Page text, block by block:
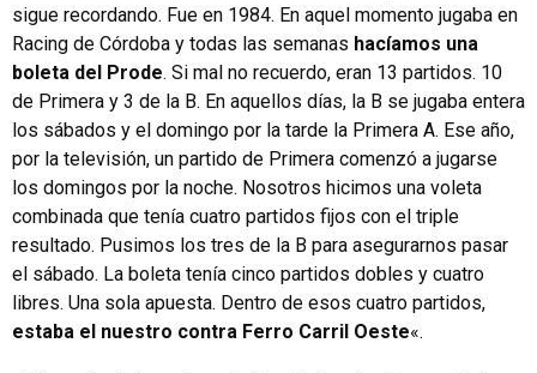
sigue recordando. Fue en 1984. En aquel momento jugaba en
Racing de Córdoba y todas las semanas hacíamos una
boleta del Prode. Si mal no recuerdo, eran 13 partidos. 10
de Primera y 3 de la B. En aquellos días, la B se jugaba entera
los sábados y el domingo por la tarde la Primera A. Ese año,
por la televisión, un partido de Primera comenzó a jugarse
los domingos por la noche. Nosotros hicimos una voleta
combinada que tenía cuatro partidos fijos con el triple
resultado. Pusimos los tres de la B para asegurarnos pasar
el sábado. La boleta tenía cinco partidos dobles y cuatro
libres. Una sola apuesta. Dentro de esos cuatro partidos,
estaba el nuestro contra Ferro Carril Oeste«.